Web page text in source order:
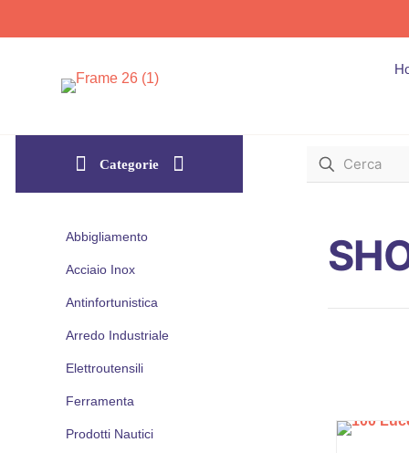
Categorie
Abbigliamento
Acciaio Inox
Antinfortunistica
Arredo Industriale
Elettroutensili
Ferramenta
Prodotti Nautici